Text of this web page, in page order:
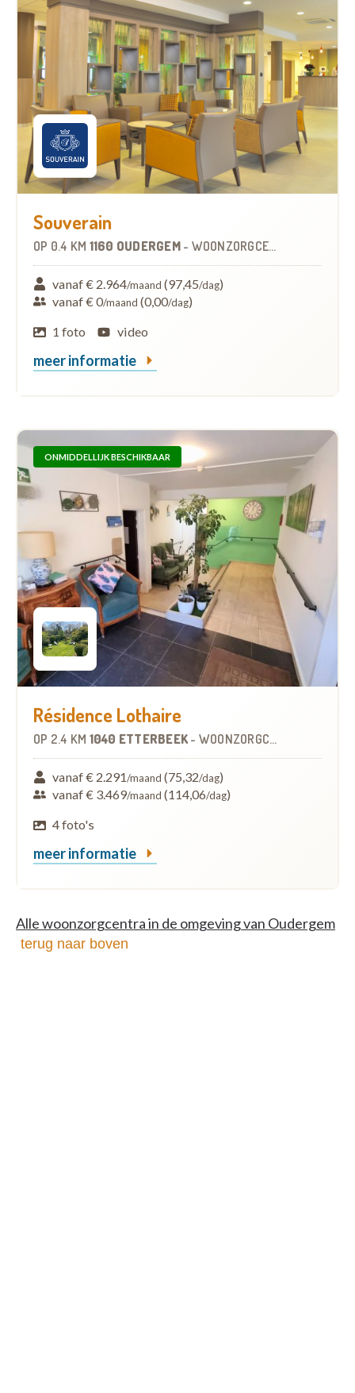
Souverain
OP 0.4 KM 1160 OUDERGEM - WOONZORGCENTRUM (WZC)
vanaf € 2.964/maand (97,45/dag)
vanaf € 0/maand (0,00/dag)
1 foto
video
meer informatie
ONMIDDELLIJK BESCHIKBAAR
Résidence Lothaire
OP 2.4 KM 1040 ETTERBEEK- WOONZORGCENTRUM (WZC)
vanaf € 2.291/maand (75,32/dag)
vanaf € 3.469/maand (114,06/dag)
4 foto's
meer informatie
Alle woonzorgcentra in de omgeving van Oudergem
terug naar boven